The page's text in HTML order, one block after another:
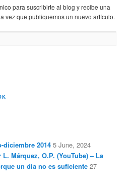
para suscribirte al blog y recibe una
vez que publiquemos un nuevo artículo.
diciembre 2014 5 June, 2024
Márquez, O.P. (YouTube) – La
un día no es suficiente 27